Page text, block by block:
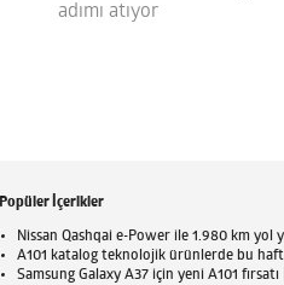
adımı atıyor
Popüler İçerikler
Nissan Qashqai e-Power ile 1.980 km yol
A101 katalog teknolojik ürünlerde bu
Samsung Galaxy A37 için yeni A101 fırsatı